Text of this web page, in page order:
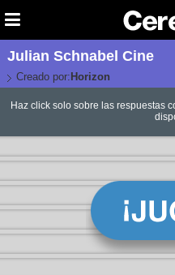
Julian Schnabel Cine
Creado por: Horizon
Haz click solo sobre las respuestas